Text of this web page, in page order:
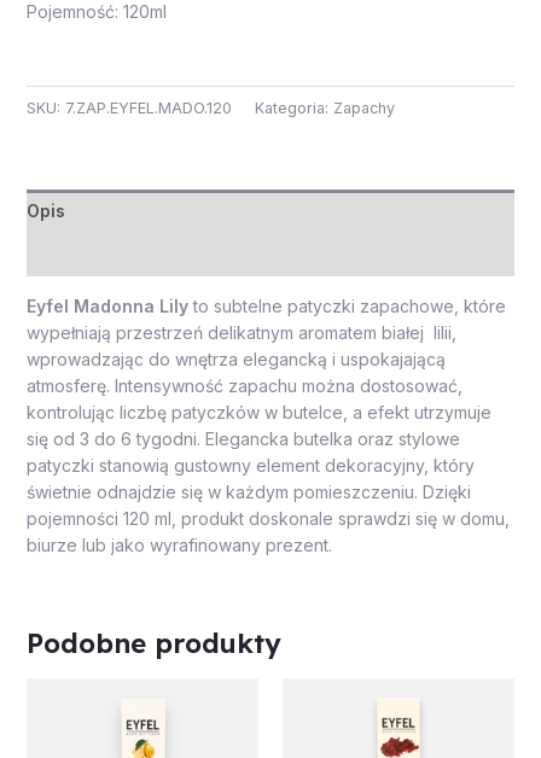
Pojemność: 120ml
SKU: 7.ZAP.EYFEL.MADO.120 Kategoria: Zapachy
Opis
Eyfel Madonna Lilyto subtelne patyczki zapachowe, które
wypełniają przestrzeń delikatnym aromatem białej lilii,
wprowadzając do wnętrza elegancką i uspokajającą
atmosferę. Intensywność zapachu można dostosować,
kontrolując liczbę patyczków w butelce, a efekt utrzymuje
się od 3 do 6 tygodni. Elegancka butelka oraz stylowe
patyczki stanowią gustowny element dekoracyjny, który
świetnie odnajdzie się w każdym pomieszczeniu. Dzięki
pojemności 120 ml, produkt doskonale sprawdzi się w domu,
biurze lub jako wyrafinowany prezent.
Podobne produkty